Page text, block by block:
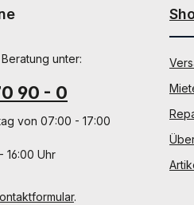
unter:
90 - 0
von 07:00 - 17:00
16:00 Uhr
.